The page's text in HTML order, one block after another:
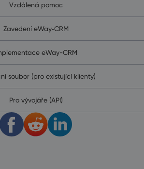
Vzdálená pomoc
Zavedení eWay‑CRM
eWay-CRM
soubor (pro existující klienty)
Pro vývojáře (API)